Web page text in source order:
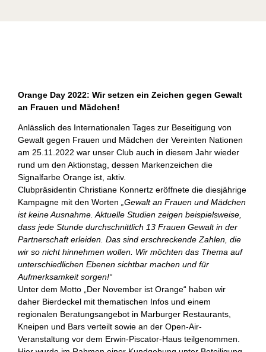
Orange Day 2022: Wir setzen ein Zeichen gegen Gewalt
an Frauen und Mädchen!
Anlässlich des Internationalen Tages zur Beseitigung von
Gewalt gegen Frauen und Mädchen der Vereinten Nationen
am 25.11.2022 war unser Club auch in diesem Jahr wieder
rund um den Aktionstag, dessen Markenzeichen die
Signalfarbe Orange ist, aktiv.
Clubpräsidentin Christiane Konnertz eröffnete die diesjährige
Kampagne mit den Worten
„Gewalt an Frauen und Mädchen
ist keine Ausnahme. Aktuelle Studien zeigen beispielsweise,
dass jede Stunde durchschnittlich 13 Frauen Gewalt in der
Partnerschaft erleiden. Das sind erschreckende Zahlen, die
wir so nicht hinnehmen wollen. Wir möchten das Thema auf
unterschiedlichen Ebenen sichtbar machen und für
Aufmerksamkeit sorgen!“
Unter dem Motto „Der November ist Orange“ haben wir
daher Bierdeckel mit thematischen Infos und einem
regionalen Beratungsangebot in Marburger Restaurants,
Kneipen und Bars verteilt sowie an der Open-Air-
Veranstaltung vor dem Erwin-Piscator-Haus teilgenommen.